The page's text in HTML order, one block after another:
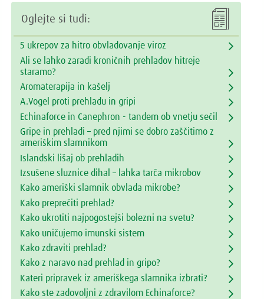

Oglejte si tudi:
5 ukrepov za hitro obvladovanje viroz
Ali se lahko zaradi kroničnih prehladov hitreje
staramo?
Aromaterapija in kašelj
A.Vogel proti prehladu in gripi
Echinaforce in Canephron - tandem ob vnetju sečil
Gripe in prehladi – pred njimi se dobro zaščitimo z
ameriškim slamnikom
Islandski lišaj ob prehladih
Izsušene sluznice dihal – lahka tarča mikrobov
Kako ameriški slamnik obvlada mikrobe?
Kako preprečiti prehlad?
Kako ukrotiti najpogostejši bolezni na svetu?
Kako uničujemo imunski sistem
Kako zdraviti prehlad?
Kako z naravo nad prehlad in gripo?
Kateri pripravek iz ameriškega slamnika izbrati?
Kako ste zadovoljni z zdravilom Echinaforce?